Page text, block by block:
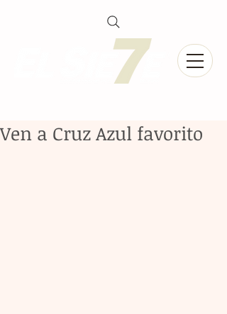
Ven a Cruz Azul favorito